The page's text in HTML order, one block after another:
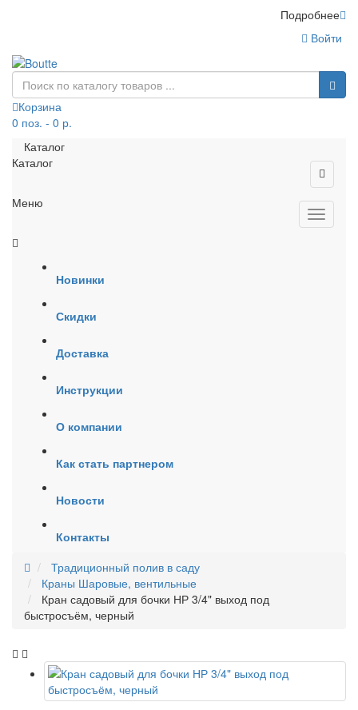
Подробнее
Войти
Корзина
0 поз. - 0 р.
Каталог
Каталог
Меню
Новинки
Скидки
Доставка
Инструкции
О компании
Как стать партнером
Новости
Контакты
Традиционный полив в саду
Краны Шаровые, вентильные
Кран садовый для бочки НР 3/4" выход под
быстросъём, черный